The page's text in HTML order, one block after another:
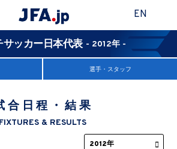
EN
サッカー日本代表 - 2012年 -
選手・スタッフ
合日程・結果
FIXTURES & RESULTS